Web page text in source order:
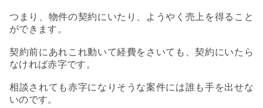
つまり、物件の契約にいたり、ようやく売上を得ること
ができます。
契約前にあれこれ動いて経費をさいても、契約にいたら
なければ赤字です。
相談されても赤字になりそうな案件には誰も手を出せな
いのです。